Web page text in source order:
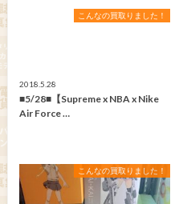
こんなの買取りました！
2018.5.28
■5/28■【Supreme x NBA x Nike
Air Force …
こんなの買取りました！